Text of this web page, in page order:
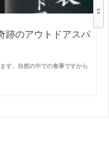
跡のアウトドアスパ
す、自然の中での食事ですから